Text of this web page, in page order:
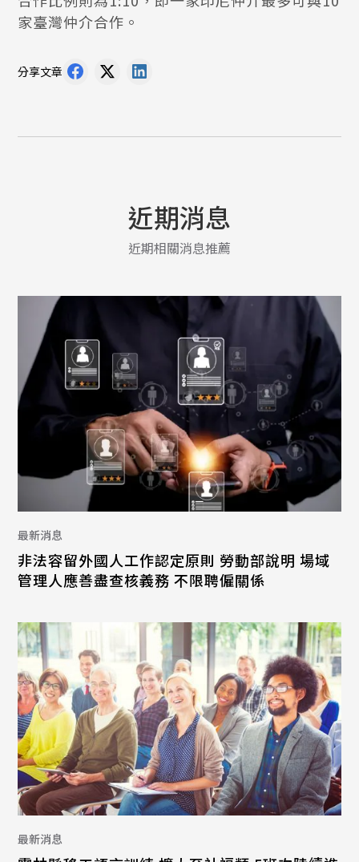
家臺灣仲介合作。
分享文章
近期消息
近期相關消息推薦
最新消息
非法容留外國人工作認定原則 勞動部說明 場域
管理人應善盡查核義務 不限聘僱關係
最新消息